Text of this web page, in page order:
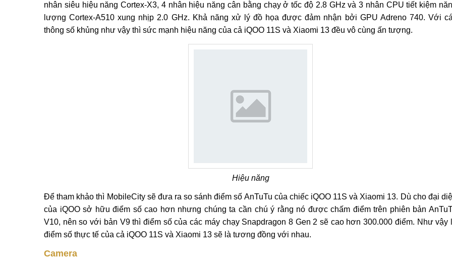
nhân siêu hiệu năng Cortex-X3, 4 nhân hiệu năng cân bằng chạy ở tốc độ 2.8 GHz và 3 nhân CPU tiết kiệm
lượng Cortex-A510 xung nhịp 2.0 GHz. Khả năng xử lý đồ họa được đảm nhận bởi GPU Adreno 740. Với
thông số khủng như vậy thì sức mạnh hiệu năng của cả iQOO 11S và Xiaomi 13 đều vô cùng ấn tượng.
Hiệu năng
Để tham khảo thì MobileCity sẽ đưa ra so sánh điểm số AnTuTu của chiếc iQOO 11S và Xiaomi 13. Dù cho đại
của iQOO sở hữu điểm số cao hơn nhưng chúng ta cần chú ý rằng nó được chấm điểm trên phiên bản
V10, nên so với bản V9 thì điểm số của các máy chạy Snapdragon 8 Gen 2 sẽ cao hơn 300.000 điểm. Như vậy
điểm số thực tế của cả iQOO 11S và Xiaomi 13 sẽ là tương đồng với nhau.
Camera